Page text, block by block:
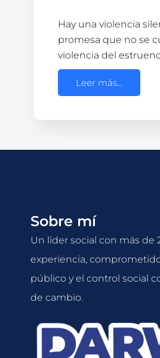
Hay una violencia
promesa que no se
violencia del
Leer más...
Sobre mí
Un líder social con más de
experiencia,
público y el control social
de cambio.